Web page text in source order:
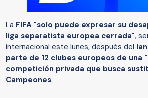
La FIFA "solo puede expresar su
liga separatista europea cerrada",
internacional este lunes, después del
parte de 12 clubes europeos de una
competición privada que busca
Campeones.